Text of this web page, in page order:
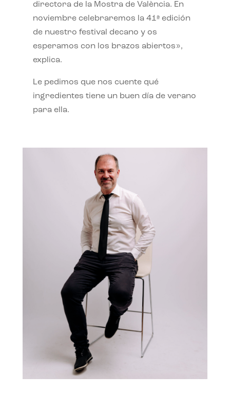
directora de la Mostra de València. En
noviembre celebraremos la 41ª edición
de nuestro festival decano y os
esperamos con los brazos abiertos»,
explica.
Le pedimos que nos cuente qué
ingredientes tiene un buen día de verano
para ella.